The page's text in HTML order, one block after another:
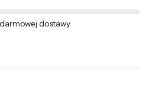
dostawy